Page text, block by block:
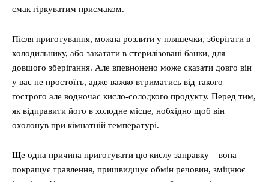
смак гіркуватим присмаком.
Після приготування, можна розлити у пляшечки, зберігати в
холодильнику, або закатати в стерилізовані банки, для
довшого зберігання. Але впевнонено може сказати довго він
у вас не простоїть, адже важко втриматись від такого
гострого але водночас кисло-солодкого продукту. Перед тим,
як відправити його в холодне місце, нобхідно щоб він
охолонув при кімнатній температурі.
Ще одна причина приготувати цю кислу заправку – вона
покращує травлення, пришвидшує обмін речовин, зміцнює